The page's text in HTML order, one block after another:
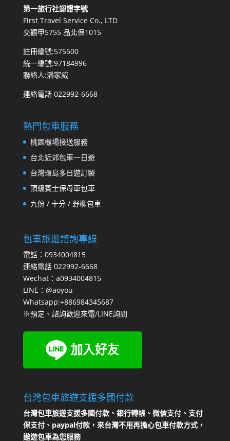
第一旅行社認證字號
First Travel Service Co., LTD
交觀甲5755 品北保1015
註冊編號:575500
統一編號:97184996
聯絡人:潘家威
連絡電話 022992-6668
熱門包車服務
桃園機場接送服務
台北近郊包車一日遊
台灣環島多日遊訂製
頂級賓士保母車包車
九份 / 十分 / 野柳包車
包車旅遊諮詢專線
電話：0934004815
連絡電話 022992-6668
Wechat：a0934004815
LINE：@aoyou
Whatsapp:+886984345687
※預定、諮詢歡迎來電/LINE詢問
台灣包車旅遊支援多國付款
台灣包車旅遊支援多國付款、銀行轉帳、微信支付、支付
保支付、paypal付款，來台灣不用再擔心包車付款方式，
遨遊包車為您服務